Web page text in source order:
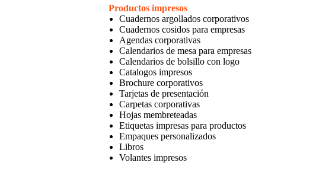
Productos impresos
Cuadernos argollados corporativos
Cuadernos cosidos para empresas
Agendas corporativas
Calendarios de mesa para empresas
Calendarios de bolsillo con logo
Catalogos impresos
Brochure corporativos
Tarjetas de presentación
Carpetas corporativas
Hojas membreteadas
Etiquetas impresas para productos
Empaques personalizados
Libros
Volantes impresos